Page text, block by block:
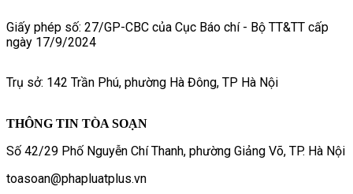
Giấy phép số: 27/GP-CBC của Cục Báo chí - Bộ TT&TT cấp
ngày 17/9/2024
Trụ sở: 142 Trần Phú, phường Hà Đông, TP Hà Nội
THÔNG TIN TÒA SOẠN
Số 42/29 Phố Nguyễn Chí Thanh, phường Giảng Võ, TP. Hà Nội
toasoan@phapluatplus.vn